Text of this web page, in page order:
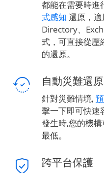
都能在需要時進
式感知 還原，
Directory、
式，可直接從壓
的還原。
自動災難還原
針對災難情境,
擊一下即可快速
發生時,您的機
最低。
跨平台保護